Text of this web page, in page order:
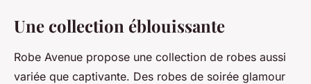
Une collection éblouissante
Robe Avenue propose une collection de robes aussi
variée que captivante. Des robes de soirée glamour